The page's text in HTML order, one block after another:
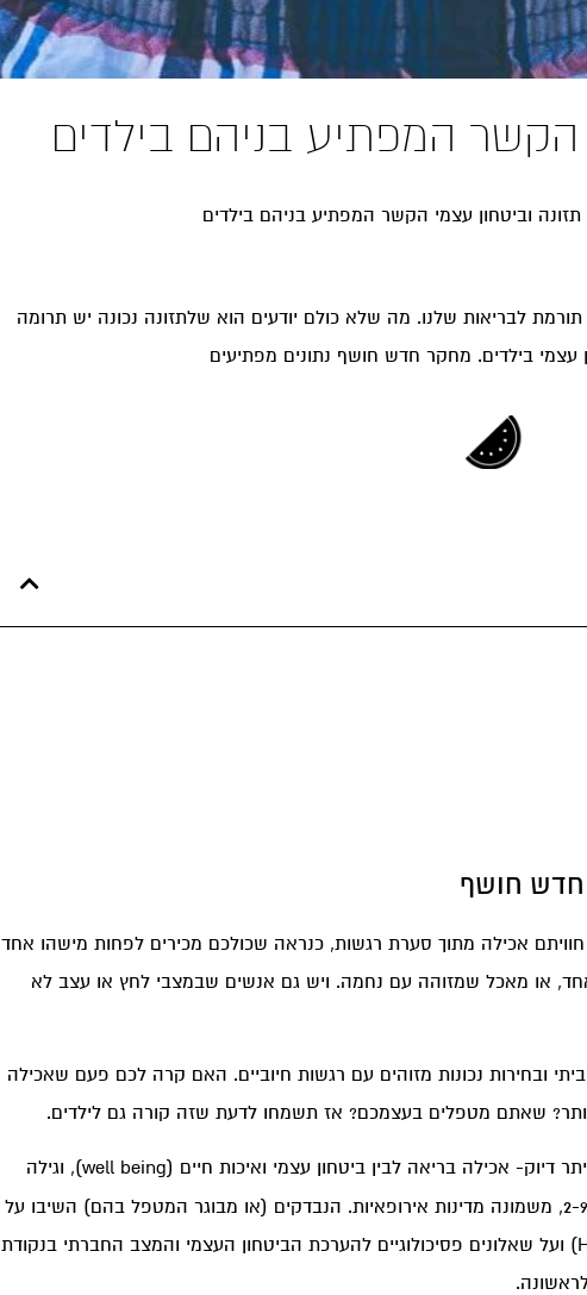
הקשר המפתיע בניהם בילדים
תזונה וביטחון עצמי הקשר המפתיע בניהם בילדים
תורמת לבריאות שלנו. מה שלא כולם יודעים הוא שלתזונה נכונה יש תרומה
עצמי בילדים. מחקר חדש חושף נתונים מפתיעים
חדש חושף
אכילה מתוך סערת רגשות, כנראה שכולכם מכירים לפחות מישהו אחד
או מאכל שמזוהה עם נחמה. ויש גם אנשים שבמצבי לחץ או עצב לא
ובחירות נכונות מזוהים עם רגשות חיוביים. האם קרה לכם פעם שאכילה
שאתם מטפלים בעצמכם? אז תשמחו לדעת שזה קורה גם לילדים.
בחן את הקשר בין תזונה וביטחון עצמי או ליתר דיוק- אכילה בריאה לבין ביטחון עצמי ואיכות חיים (well being), וגילה
קשר הדוק. לצורך המחקר נבדקו 7,675 ילדים בגילאים 2-9, משמונה מדינות אירופאיות. הנבדקים (או מבוגר המטפל בהם) השיבו על
שאלון שבודק את מידת ההיענות לתזונה בריאה (HDAS) ועל שאלונים פסיכולוגיים להערכת הביטחון העצמי והמצב החברתי בנקודת